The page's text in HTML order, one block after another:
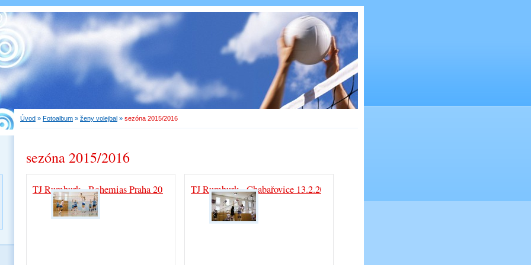
Úvod » Fotoalbum » ženy volejbal » sezóna 2015/2016
sezóna 2015/2016
TJ Rumburk - Bohemias Praha 20.2.2016 TJ Rumburk - Chabařovice 13.2.2016